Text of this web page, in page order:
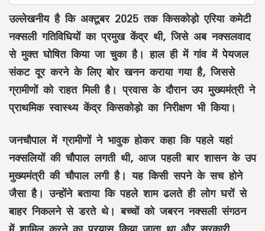
उल्लेखनीय है किअक्टूबर 2025 तककिसकोड़ो एरिया कमेटी
नक्सली गतिविधियों का प्रमुख केंद्र थी, जिसे अबनक्सलवाद
से मुक्तघोषित किया जा चुका है। हाल ही में गांव मेंपेयजल
संकटदूर करने के लिएबोर खननकराया गया है, जिससे
ग्रामीणों को राहत मिली है। प्रवास के दौरानउप मुख्यमंत्रीने
प्राथमिक स्वास्थ्य केंद्र किसकोड़ोका निरीक्षण भी किया।
जनचौपालमें ग्रामीणों ने भावुक होकर कहा कि पहले यहां
नक्सलियों की चौपाललगती थी, आज पहली बार शासन केउप
मुख्यमंत्रीकी चौपाल लगी है। यह किसीसपने के सच होने
जैसा है। उन्होंने बताया कि पहलेशाम ढलते हीलोग घरों से
बाहर निकलने से डरते थे। बच्चों को जबरननक्सली संगठन